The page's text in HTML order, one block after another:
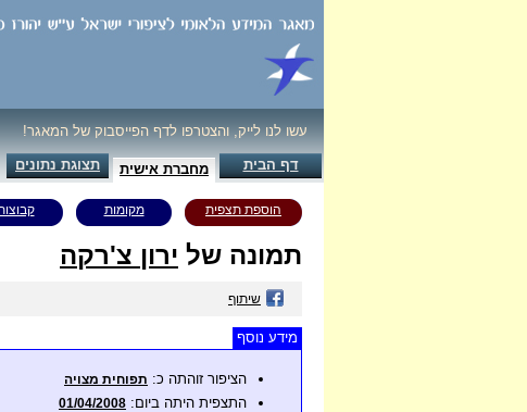
עשו לנו לייק, והצטרפו לדף הפייסבוק של המאגר!
דף הבית מחברת אישית תצוגת נתונים
הוספת תצפית מקומות
תמונה של ירון צ'רקה
שיתוף
מידע נוסף
הציפור זוהתה כ: תפוחית מצויה
התצפית היתה ביום: 01/04/2008